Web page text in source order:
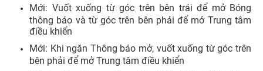
Mới: Vuốt xuống từ góc trên bên trái để mở Bóng
thông báo và từ góc trên bên phải để mở Trung tâm
điều khiển
Mới: Khi ngăn Thông báo mở, vuốt xuống từ góc trên
bên phải để mở Trung tâm điều khiển